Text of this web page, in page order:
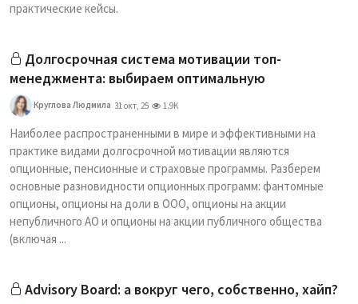
практические кейсы.
Долгосрочная система мотивации топ-
менеджмента: выбираем оптимальную
Круглова Людмила 31 окт, 25 1.9K
Наиболее распространенными в мире и эффективными на
практике видами долгосрочной мотивации являются
опционные, пенсионные и страховые программы. Разберем
основные разновидности опционных программ: фантомные
опционы, опционы на доли в ООО, опционы на акции
непубличного АО и опционы на акции публичного общества
(включая ...
Advisory Board: а вокруг чего, собственно, хайп?